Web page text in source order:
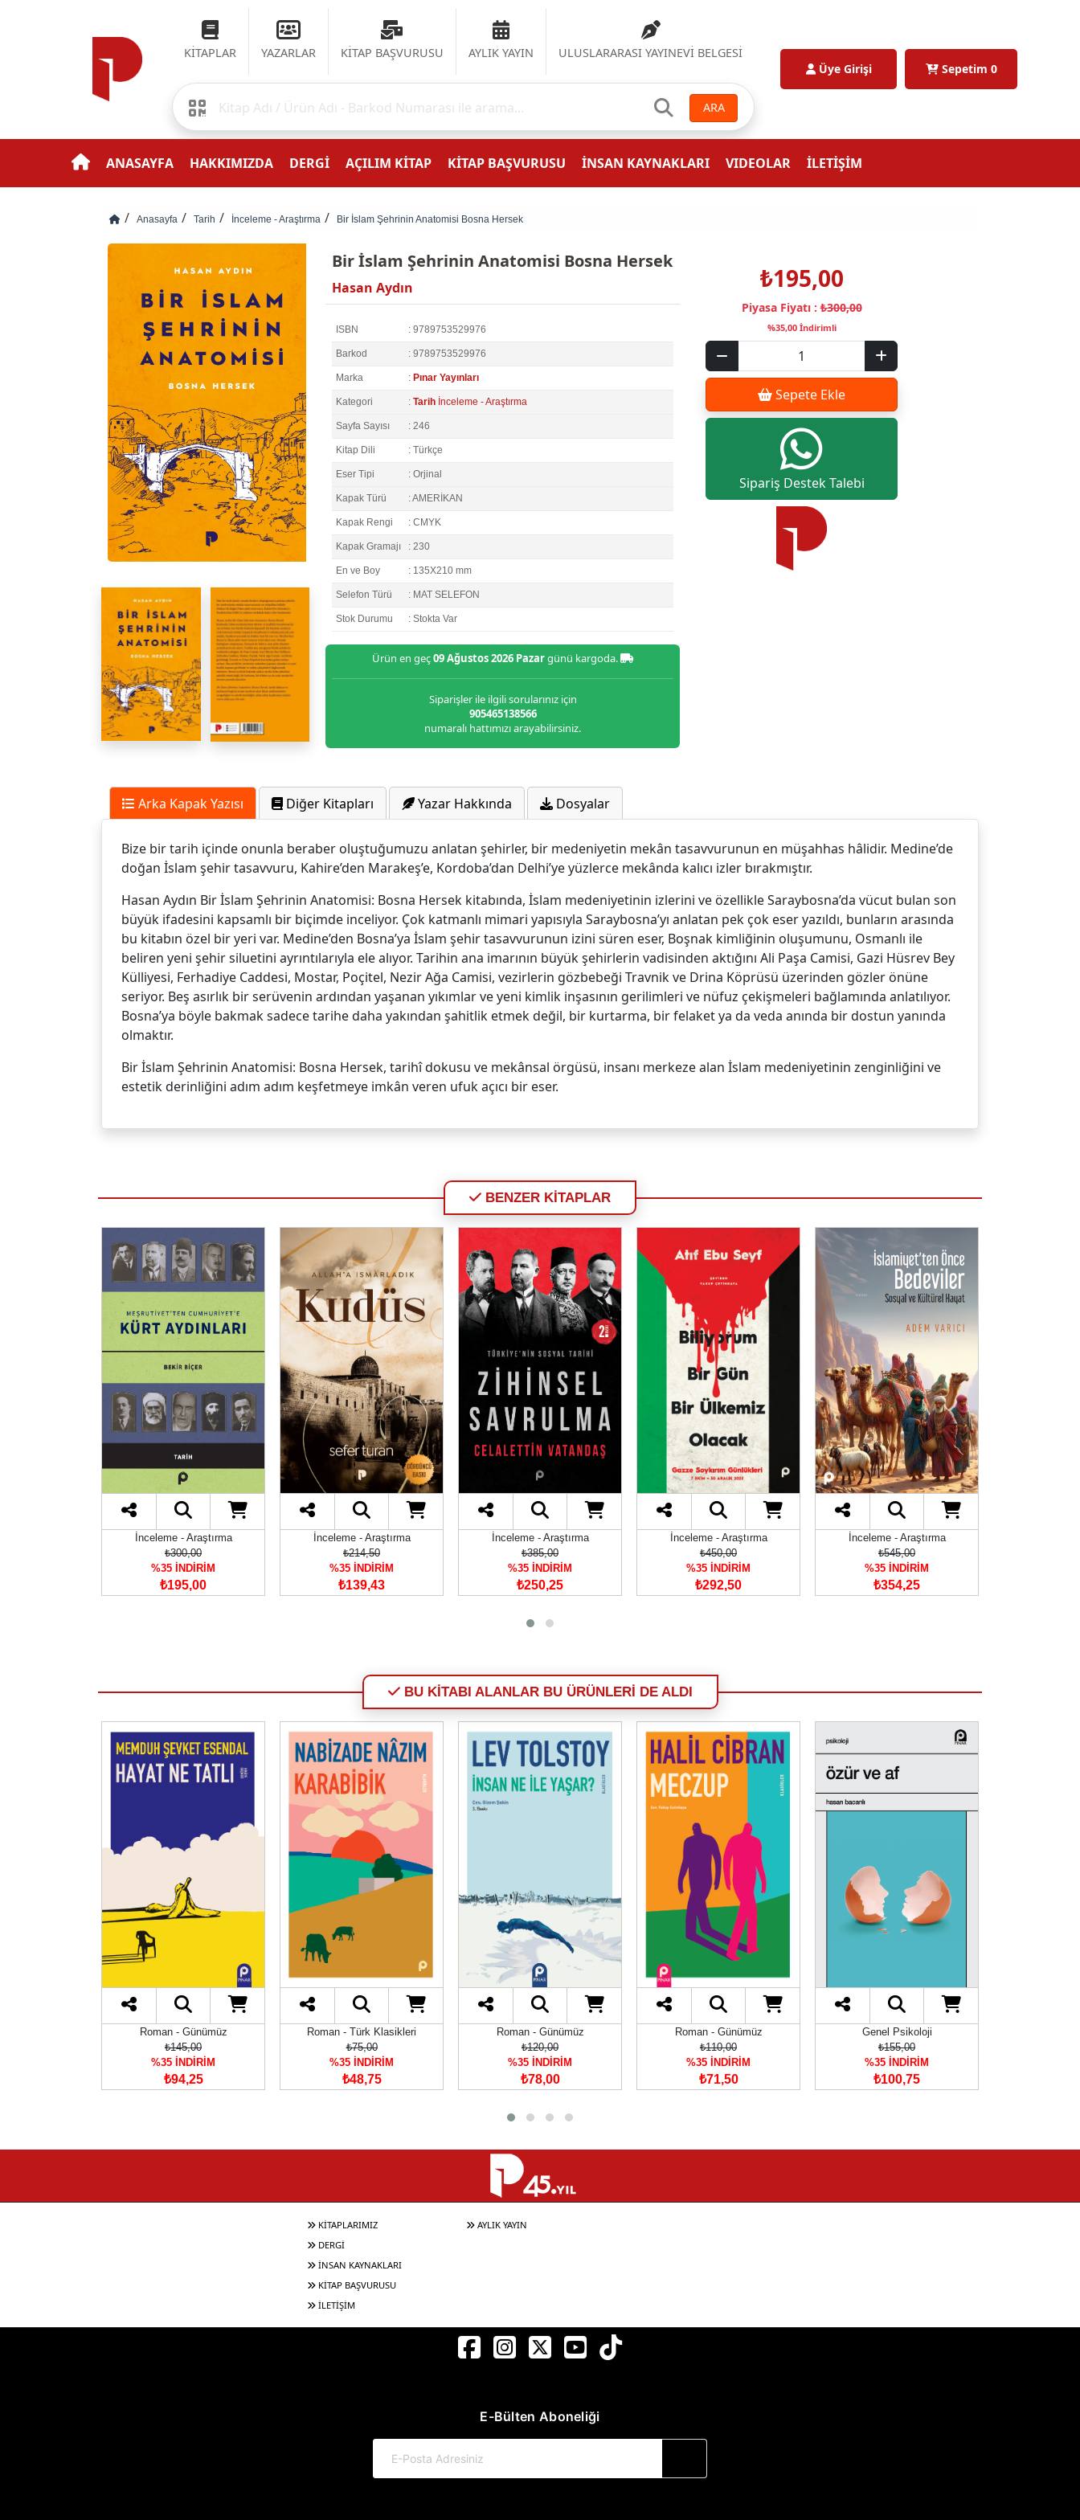
KİTAPLAR YAZARLAR KİTAP BAŞVURUSU AYLIK YAYIN ULUSLARARASI YAYINEVİ BELGESİ
ARA
Üye Girişi Sepetim 0
ANASAYFA HAKKIMIZDA DERGİ AÇILIM KİTAP KİTAP BAŞVURUSU İNSAN KAYNAKLARI VIDEOLAR İLETİŞİM
Anasayfa Tarih İnceleme - Araştırma Bir İslam Şehrinin Anatomisi Bosna Hersek
Bir İslam Şehrinin Anatomisi Bosna Hersek
Hasan Aydın
ISBN : 9789753529976
Barkod : 9789753529976
Marka : Pınar Yayınları
Kategori : Tarih İnceleme - Araştırma
Sayfa Sayısı : 246
Kitap Dili : Türkçe
Eser Tipi : Orjinal
Kapak Türü : AMERİKAN
Kapak Rengi : CMYK
Kapak Gramajı : 230
En ve Boy : 135X210 mm
Selefon Türü : MAT SELEFON
Stok Durumu : Stokta Var
Ürün en geç09 Ağustos 2026 Pazargünü kargoda.
Siparişler ile ilgili sorularınız için
905465138566
numaralı hattımızı arayabilirsiniz.
₺195,00
Piyasa Fiyatı :₺300,00
%35,00 İndirimli
Sepete Ekle
Sipariş Destek Talebi
Arka Kapak Yazısı Diğer Kitapları Yazar Hakkında Dosyalar
Bize bir tarih içinde onunla beraber oluştuğumuzu anlatan şehirler, bir medeniyetin mekân tasavvurunun en müşahhas hâlidir. Medine’de
doğan İslam şehir tasavvuru, Kahire’den Marakeş’e, Kordoba’dan Delhi’ye yüzlerce mekânda kalıcı izler bırakmıştır.
Hasan Aydın Bir İslam Şehrinin Anatomisi: Bosna Hersek kitabında, İslam medeniyetinin izlerini ve özellikle Saraybosna’da vücut bulan son
büyük ifadesini kapsamlı bir biçimde inceliyor. Çok katmanlı mimari yapısıyla Saraybosna’yı anlatan pek çok eser yazıldı, bunların arasında
bu kitabın özel bir yeri var. Medine’den Bosna’ya İslam şehir tasavvurunun izini süren eser, Boşnak kimliğinin oluşumunu, Osmanlı ile
beliren yeni şehir siluetini ayrıntılarıyla ele alıyor. Tarihin ana imarının büyük şehirlerin vadisinden aktığını Ali Paşa Camisi, Gazi Hüsrev Bey
Külliyesi, Ferhadiye Caddesi, Mostar, Poçitel, Nezir Ağa Camisi, vezirlerin gözbebeği Travnik ve Drina Köprüsü üzerinden gözler önüne
seriyor. Beş asırlık bir serüvenin ardından yaşanan yıkımlar ve yeni kimlik inşasının gerilimleri ve nüfuz çekişmeleri bağlamında anlatılıyor.
Bosna’ya böyle bakmak sadece tarihe daha yakından şahitlik etmek değil, bir kurtarma, bir felaket ya da veda anında bir dostun yanında
olmaktır.
Bir İslam Şehrinin Anatomisi: Bosna Hersek, tarihî dokusu ve mekânsal örgüsü, insanı merkeze alan İslam medeniyetinin zenginliğini ve
estetik derinliğini adım adım keşfetmeye imkân veren ufuk açıcı bir eser.
BENZER KİTAPLAR
İnceleme - Araştırma
₺300,00
%35 İNDİRİM
₺195,00
İnceleme - Araştırma
₺214,50
%35 İNDİRİM
₺139,43
İnceleme - Araştırma
₺385,00
%35 İNDİRİM
₺250,25
İnceleme - Araştırma
₺450,00
%35 İNDİRİM
₺292,50
İnceleme - Araştırma
₺545,00
%35 İNDİRİM
₺354,25
BU KİTABI ALANLAR BU ÜRÜNLERİ DE ALDI
Roman - Günümüz
₺145,00
%35 İNDİRİM
₺94,25
Roman - Türk Klasikleri
₺75,00
%35 İNDİRİM
₺48,75
Roman - Günümüz
₺120,00
%35 İNDİRİM
₺78,00
Roman - Günümüz
₺110,00
%35 İNDİRİM
₺71,50
Genel Psikoloji
₺155,00
%35 İNDİRİM
₺100,75
KİTAPLARIMIZ
DERGİ
İNSAN KAYNAKLARI
KİTAP BAŞVURUSU
İLETİŞİM
AYLIK YAYIN
E-Bülten Aboneliği